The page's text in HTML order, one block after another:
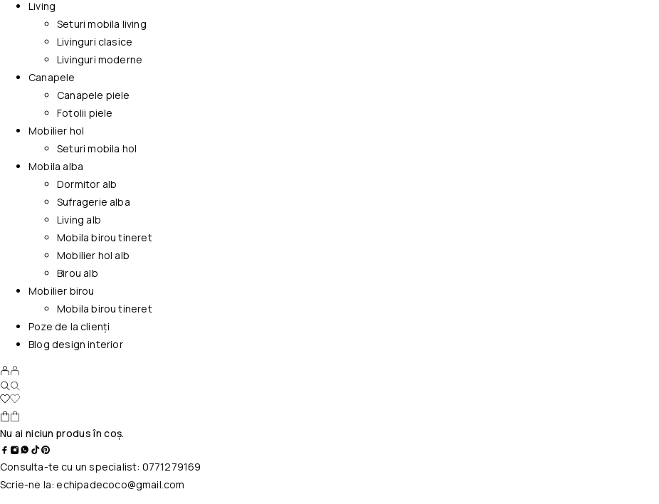
Living
Seturi mobila living
Livinguri clasice
Livinguri moderne
Canapele
Canapele piele
Fotolii piele
Mobilier hol
Seturi mobila hol
Mobila alba
Dormitor alb
Sufragerie alba
Living alb
Mobila birou tineret
Mobilier hol alb
Birou alb
Mobilier birou
Mobila birou tineret
Poze de la clienți
Blog design interior
Nu ai niciun produs în coș.
Consulta-te cu un specialist: 0771279169
Scrie-ne la:echipadecoco@gmail.com